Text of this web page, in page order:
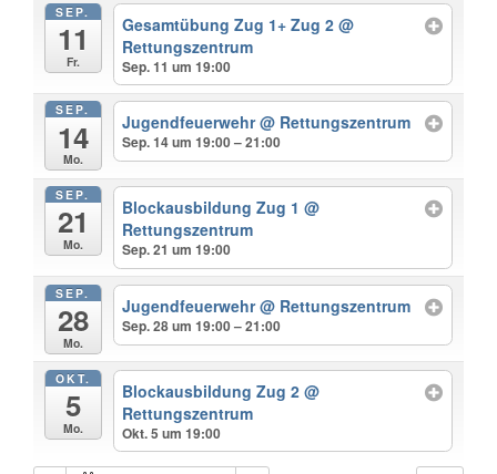
SEP.
11
Fr.
Gesamtübung Zug 1+ Zug 2@
Rettungszentrum
Sep. 11 um 19:00
SEP.
14
Mo.
Jugendfeuerwehr@ Rettungszentrum
Sep. 14 um 19:00 – 21:00
SEP.
21
Mo.
Blockausbildung Zug 1@
Rettungszentrum
Sep. 21 um 19:00
SEP.
28
Mo.
Jugendfeuerwehr@ Rettungszentrum
Sep. 28 um 19:00 – 21:00
OKT.
5
Mo.
Blockausbildung Zug 2@
Rettungszentrum
Okt. 5 um 19:00